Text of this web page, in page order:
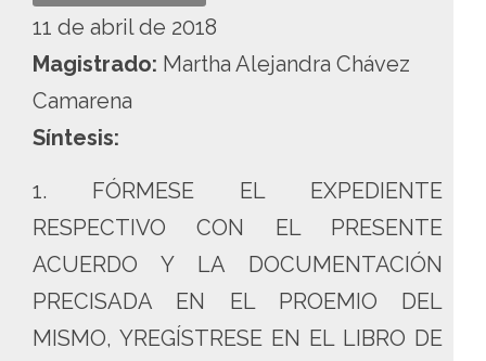
11 de abril de 2018
Magistrado: Martha Alejandra Chávez
Camarena
Síntesis:
1. FÓRMESE EL EXPEDIENTE
RESPECTIVO CON EL PRESENTE
ACUERDO Y LA DOCUMENTACIÓN
PRECISADA EN EL PROEMIO DEL
MISMO, YREGÍSTRESE EN EL LIBRO DE